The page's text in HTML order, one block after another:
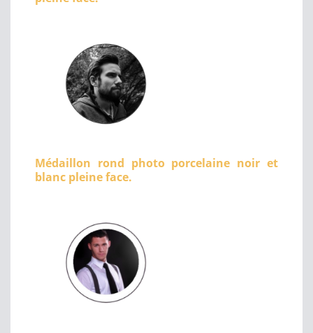
Médaillon rond photo porcelaine noir et
blanc pleine face.